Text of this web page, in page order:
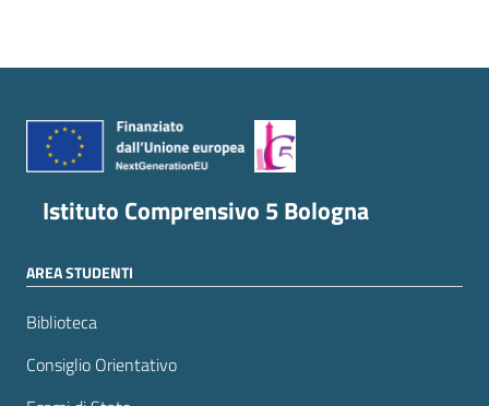
Istituto Comprensivo 5 Bologna
AREA STUDENTI
Biblioteca
Consiglio Orientativo